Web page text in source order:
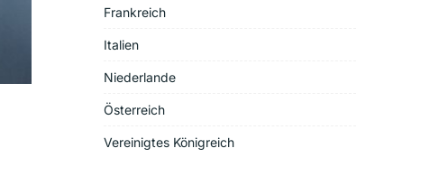
Frankreich
Italien
Niederlande
Österreich
Vereinigtes Königreich